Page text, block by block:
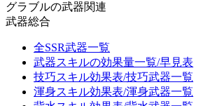
グラブルの武器関連
武器総合
全SSR武器一覧
武器スキルの効果量一覧/早見表
技巧スキル効果表/技巧武器一覧
渾身スキル効果表/渾身武器一覧